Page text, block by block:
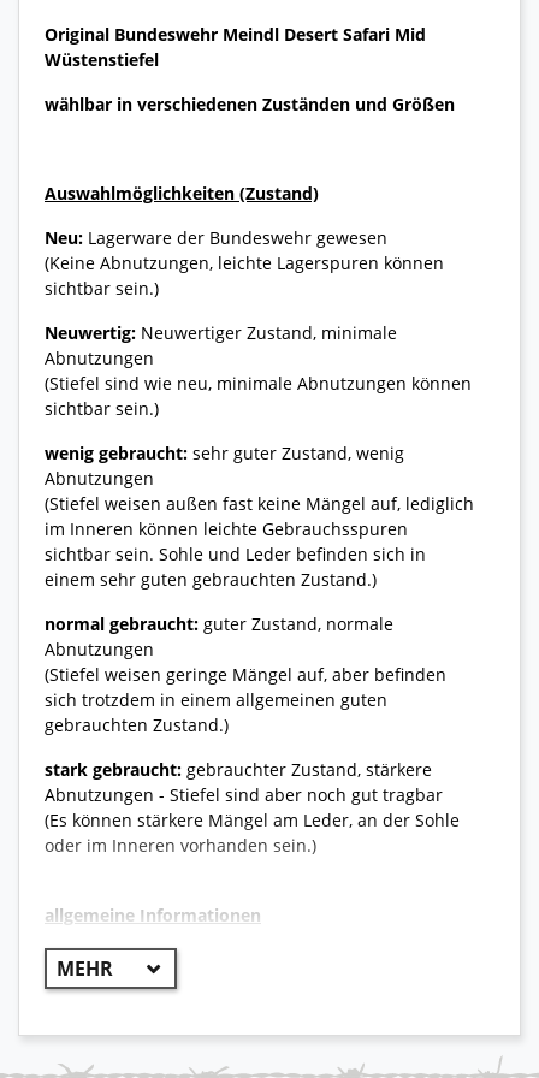
Original Bundeswehr Meindl Desert Safari Mid
Wüstenstiefel
wählbar in verschiedenen Zuständen und Größen
Auswahlmöglichkeiten (Zustand)
Neu: Lagerware der Bundeswehr gewesen
(Keine Abnutzungen, leichte Lagerspuren können
sichtbar sein.)
Neuwertig: Neuwertiger Zustand, minimale
Abnutzungen
(Stiefel sind wie neu, minimale Abnutzungen können
sichtbar sein.)
wenig gebraucht: sehr guter Zustand, wenig
Abnutzungen
(Stiefel weisen außen fast keine Mängel auf, lediglich
im Inneren können leichte Gebrauchsspuren
sichtbar sein. Sohle und Leder befinden sich in
einem sehr guten gebrauchten Zustand.)
normal gebraucht: guter Zustand, normale
Abnutzungen
(Stiefel weisen geringe Mängel auf, aber befinden
sich trotzdem in einem allgemeinen guten
gebrauchten Zustand.)
stark gebraucht: gebrauchter Zustand, stärkere
Abnutzungen - Stiefel sind aber noch gut tragbar
(Es können stärkere Mängel am Leder, an der Sohle
oder im Inneren vorhanden sein.)
allgemeine Informationen
++ Original Bundeswehr ++